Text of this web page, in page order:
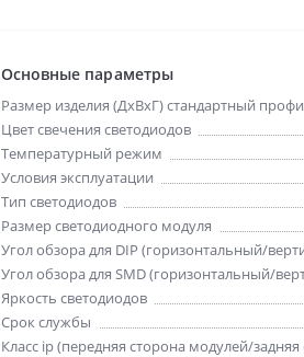
Основные параметры
Размер изделия (ДхВхГ) стандартный
Цвет свечения светодиодов
Температурный режим
Условия эксплуатации
Тип светодиодов
Размер светодиодного модуля
Угол обзора для DIP (горизонтальный/
Угол обзора для SMD (горизонтальный/
Яркость светодиодов
Срок службы
Класс ip (передняя сторона модулей/